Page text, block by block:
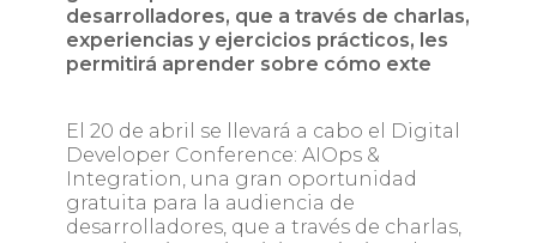
desarrolladores, que a través de charlas,
experiencias y ejercicios prácticos, les
permitirá aprender sobre cómo exte
El 20 de abril se llevará a cabo el Digital
Developer Conference: AIOps &
Integration, una gran oportunidad
gratuita para la audiencia de
desarrolladores, que a través de charlas,